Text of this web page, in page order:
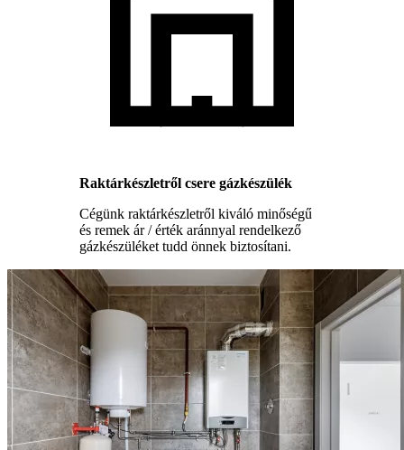
Raktárkészletről csere gázkészülék
Cégünk raktárkészletről kiváló minőségű
és remek ár / érték aránnyal rendelkező
gázkészüléket tudd önnek biztosítani.